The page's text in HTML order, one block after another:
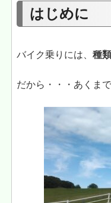
はじめに
バイク乗りには、種
だから・・・あくま